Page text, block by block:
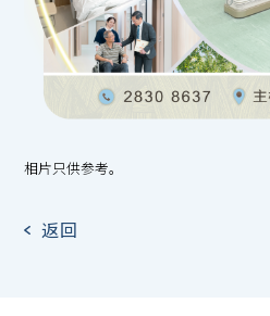
相片只供参考。
返回